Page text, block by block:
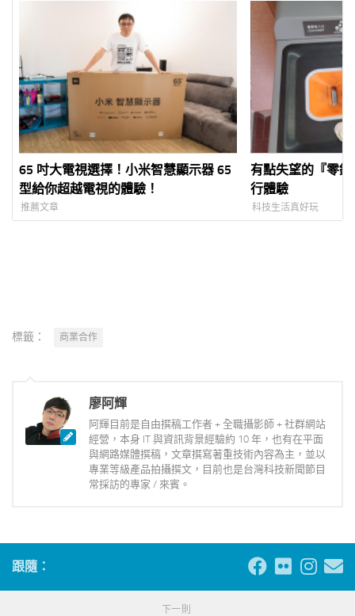
65 吋大電視選擇！小米智慧顯示器 65
型給你超越電視的體驗！
推薦文章
有點失望的『零
行體驗
科技生活真好玩
標籤： 商業合作
廖阿輝
阿輝目前是自由撰稿工作者 + 全職攝影師 + 社群網站
經營，本身 IT 與資訊背景經驗約 10 年，也有在平面
與網路媒體撰稿，文章撰寫著重技術內容為主，並以
專業等級產品拍攝撰文，目前也是台灣科技新聞節目
常採訪的專家 / 來賓。
跟隨：
下一則